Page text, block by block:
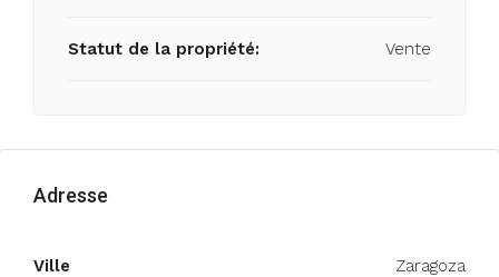
Statut de la propriété: Vente
Adresse
Ville Zaragoza